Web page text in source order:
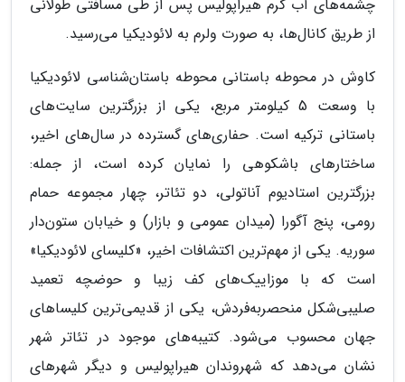
چشمه‌های آب گرم هیراپولیس پس از طی مسافتی طولانی
از طریق کانال‌ها، به صورت ولرم به لائودیکیا می‌رسید.
کاوش در محوطه باستانی محوطه باستان‌شناسی لائودیکیا
با وسعت 5 کیلومتر مربع، یکی از بزرگترین سایت‌های
باستانی ترکیه است. حفاری‌های گسترده در سال‌های اخیر،
ساختارهای باشکوهی را نمایان کرده است، از جمله:
بزرگترین استادیوم آناتولی، دو تئاتر، چهار مجموعه حمام
رومی، پنج آگورا (میدان عمومی و بازار) و خیابان ستون‌دار
سوریه. یکی از مهم‌ترین اکتشافات اخیر، «کلیسای لائودیکیا»
است که با موزاییک‌های کف زیبا و حوضچه تعمید
صلیبی‌شکل منحصربه‌فردش، یکی از قدیمی‌ترین کلیساهای
جهان محسوب می‌شود. کتیبه‌های موجود در تئاتر شهر
نشان می‌دهد که شهروندان هیراپولیس و دیگر شهرهای